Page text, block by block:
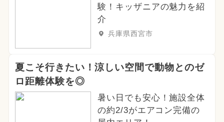
験！キッザニアの魅力を紹
介
兵庫県西宮市
夏こそ行きたい！涼しい空間で動物とのゼ
ロ距離体験を◎
暑い日でも安心！施設全体
の約2/3がエアコン完備の